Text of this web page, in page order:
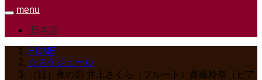
menu
日本語
HOME
☆スケジュール
（日）夜の部 井上さくら（フルート）齋藤玲奈（ピア